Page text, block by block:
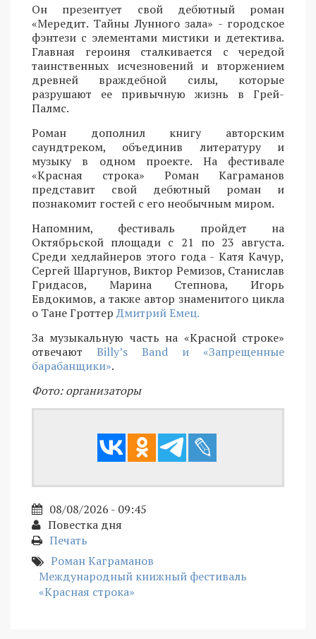
Он презентует свой дебютный роман
«Мередит. Тайны Лунного зала» - городское
фэнтези с элементами мистики и детектива.
Главная героиня сталкивается с чередой
таинственных исчезновений и вторжением
древней враждебной силы, которые
разрушают ее привычную жизнь в Грей-
Палмс.
Роман дополнил книгу авторским
саундтреком, объединив литературу и
музыку в одном проекте. На фестивале
«Красная строка» Роман Каграманов
представит свой дебютный роман и
познакомит гостей с его необычным миром.
Напомним, фестиваль пройдет на
Октябрьской площади с 21 по 23 августа.
Среди хедлайнеров этого года - Катя Качур,
Сергей Шаргунов, Виктор Ремизов, Станислав
Гридасов, Марина Степнова, Игорь
Евдокимов, а также автор знаменитого цикла
о Тане ГроттерДмитрий Емец.
За музыкальную часть на «Красной строке»
отвечают Billy’s Band и «Запрещенные
барабанщики».
Фото: организаторы
08/08/2026 - 09:45
Повестка дня
Печать
Роман Каграманов
Международный книжный фестиваль
«Красная строка»